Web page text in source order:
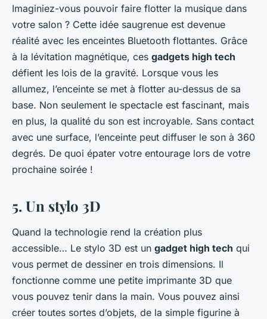
Imaginiez-vous pouvoir faire flotter la musique dans
votre salon ? Cette idée saugrenue est devenue
réalité avec les enceintes Bluetooth flottantes. Grâce
à la lévitation magnétique, ces gadgets high tech
défient les lois de la gravité. Lorsque vous les
allumez, l’enceinte se met à flotter au-dessus de sa
base. Non seulement le spectacle est fascinant, mais
en plus, la qualité du son est incroyable. Sans contact
avec une surface, l’enceinte peut diffuser le son à 360
degrés. De quoi épater votre entourage lors de votre
prochaine soirée !
5. Un stylo 3D
Quand la technologie rend la création plus
accessible… Le stylo 3D est un gadget high tech qui
vous permet de dessiner en trois dimensions. Il
fonctionne comme une petite imprimante 3D que
vous pouvez tenir dans la main. Vous pouvez ainsi
créer toutes sortes d’objets, de la simple figurine à